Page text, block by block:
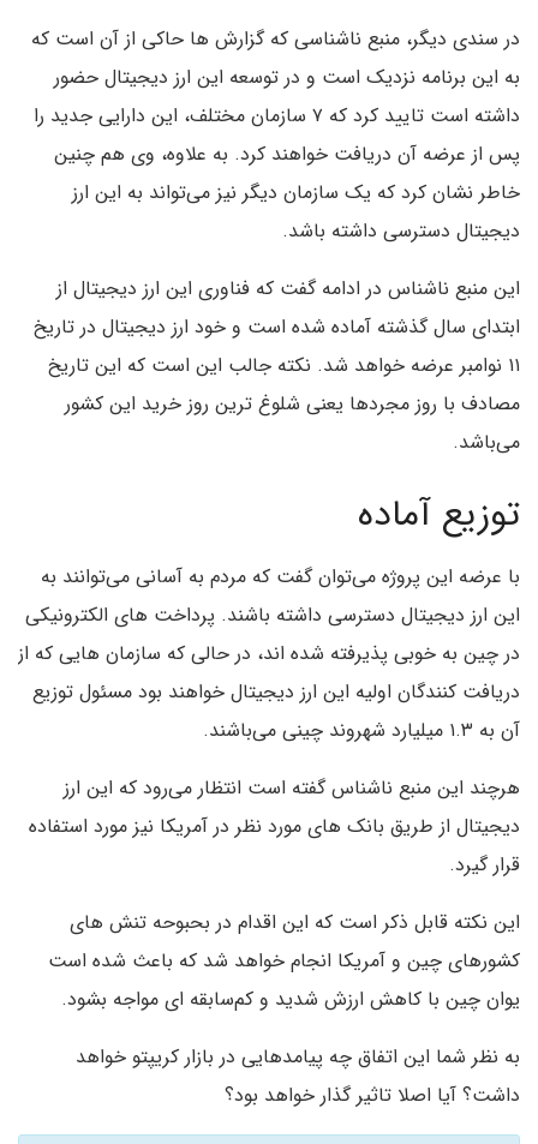
در سندی دیگر، منبع ناشناسی که گزارش ها حاکی از آن است که
به این برنامه نزدیک است و در توسعه این ارز دیجیتال حضور
داشته است تایید کرد که ۷ سازمان مختلف، این دارایی جدید را
پس از عرضه آن دریافت خواهند کرد. به علاوه، وی‌ هم چنین
خاطر نشان کرد که یک سازمان دیگر نیز می‌تواند به این ارز
دیجیتال دسترسی داشته باشد.
این منبع ناشناس در ادامه گفت که فناوری این ارز دیجیتال از
ابتدای سال گذشته آماده شده است و خود ارز دیجیتال در تاریخ
۱۱ نوامبر عرضه خواهد شد. نکته جالب این است که این تاریخ
مصادف با روز مجردها یعنی شلوغ ترین روز خرید این کشور
می‌باشد.
توزیع آماده
با عرضه این پروژه می‌توان گفت که مردم به آسانی می‌توانند به
این ارز دیجیتال دسترسی داشته باشند. پرداخت های الکترونیکی
در چین به خوبی پذیرفته شده اند، در حالی که سازمان هایی که از
دریافت کنندگان اولیه این ارز دیجیتال خواهند بود مسئول توزیع
آن به ۱.۳ میلیارد شهروند چینی می‌باشند.
هرچند این منبع ناشناس گفته است انتظار می‌رود که این ارز
دیجیتال از طریق بانک های مورد نظر در آمریکا نیز مورد استفاده
قرار گیرد.
این نکته قابل ذکر است که این اقدام در بحبوحه تنش های
کشورهای چین و آمریکا انجام خواهد شد که باعث شده است
یوان چین با کاهش ارزش شدید و کم‌سابقه ای مواجه بشود.
به نظر شما این اتفاق چه پیامدهایی در بازار کریپتو خواهد
داشت؟ آیا اصلا تاثیر گذار خواهد بود؟